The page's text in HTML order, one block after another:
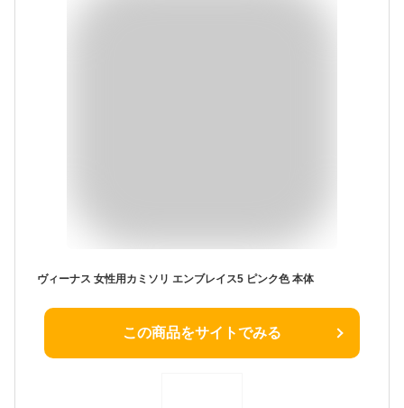
ヴィーナス 女性用カミソリ エンブレイス5 ピンク色 本体
この商品をサイトでみる